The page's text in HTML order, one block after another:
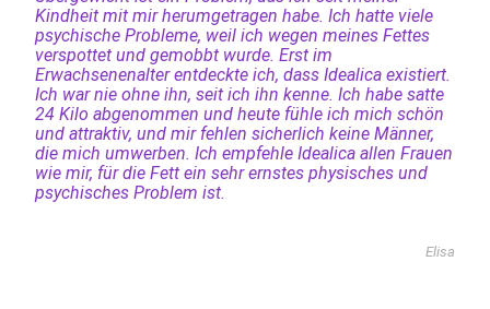
Kindheit mit mir herumgetragen habe. Ich hatte viele
psychische Probleme, weil ich wegen meines Fettes
verspottet und gemobbt wurde. Erst im
Erwachsenenalter entdeckte ich, dass Idealica existiert.
Ich war nie ohne ihn, seit ich ihn kenne. Ich habe satte
24 Kilo abgenommen und heute fühle ich mich schön
und attraktiv, und mir fehlen sicherlich keine Männer,
die mich umwerben. Ich empfehle Idealica allen Frauen
wie mir, für die Fett ein sehr ernstes physisches und
psychisches Problem ist.
Elisa